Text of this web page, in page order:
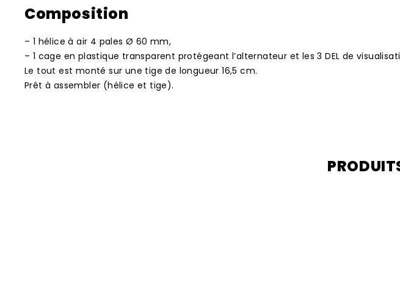
Composition
– 1 hélice à air 4 pales Ø 60 mm,
– 1 cage en plastique transparent protégeant l’alternateur et les 3 DEL de
Le tout est monté sur une tige de longueur 16,5 cm.
Prêt à assembler (hélice et tige).